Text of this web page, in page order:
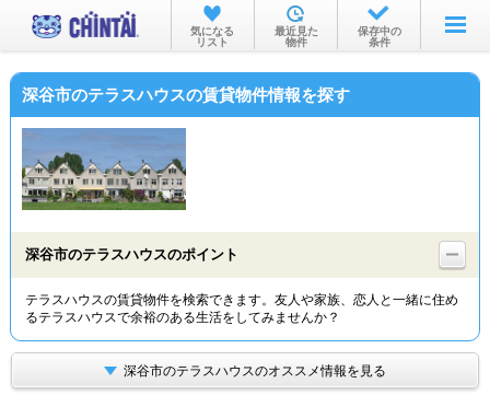
お部屋を探す
沿線・駅から
物件特集から
TOP
気になる
リスト
最近見た
物件
保存中の
条件
深谷市のテラスハウスの賃貸物件情報を探す
深谷市のテラスハウスのポイント
テラスハウスの賃貸物件を検索できます。友人や家族、恋人と一緒に住め
るテラスハウスで余裕のある生活をしてみませんか？
深谷市のテラスハウスのオススメ情報を見る